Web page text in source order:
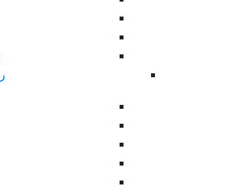
رعایت حقوق دیگران
آموزش کار تیمی
پذیرش تفاوتهای فردی
رشد شخصیت کودک
پرورش تفکر
راستگویی
عشق و همدلی
امیدواری و شادمانی
صبر و تلاش